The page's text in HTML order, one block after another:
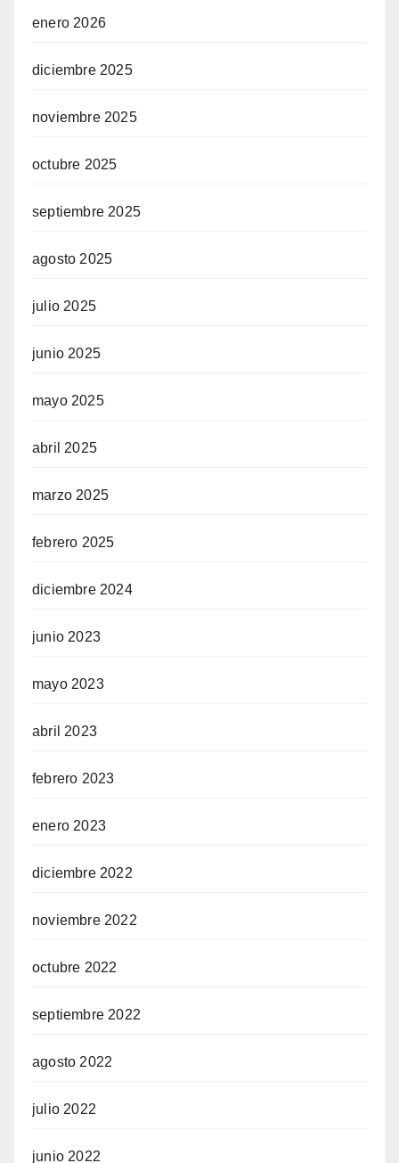
enero 2026
diciembre 2025
noviembre 2025
octubre 2025
septiembre 2025
agosto 2025
julio 2025
junio 2025
mayo 2025
abril 2025
marzo 2025
febrero 2025
diciembre 2024
junio 2023
mayo 2023
abril 2023
febrero 2023
enero 2023
diciembre 2022
noviembre 2022
octubre 2022
septiembre 2022
agosto 2022
julio 2022
junio 2022